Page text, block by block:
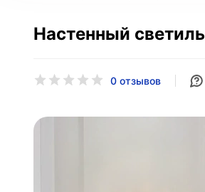
Настенный
0 отзывов